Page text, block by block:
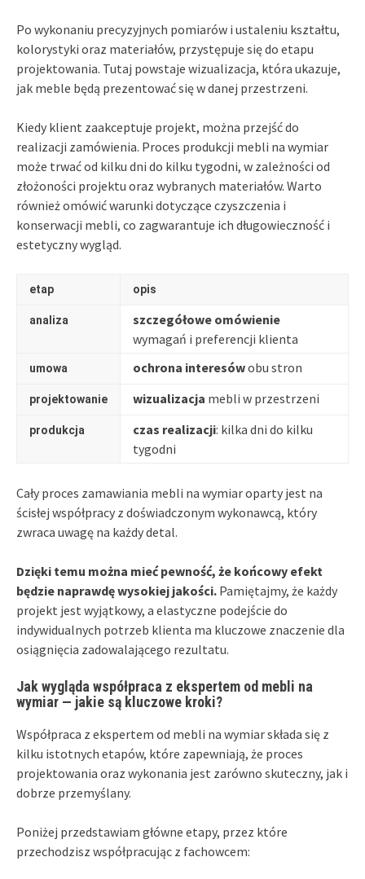
Po wykonaniu precyzyjnych pomiarów i ustaleniu kształtu,
kolorystyki oraz materiałów, przystępuje się do etapu
projektowania. Tutaj powstaje wizualizacja, która ukazuje,
jak meble będą prezentować się w danej przestrzeni.
Kiedy klient zaakceptuje projekt, można przejść do
realizacji zamówienia. Proces produkcji mebli na wymiar
może trwać od kilku dni do kilku tygodni, w zależności od
złożoności projektu oraz wybranych materiałów. Warto
również omówić warunki dotyczące czyszczenia i
konserwacji mebli, co zagwarantuje ich długowieczność i
estetyczny wygląd.
etap opis
analiza
szczegółowe omówienie
wymagań i preferencji klienta
umowa ochrona interesówobu stron
projektowanie wizualizacja mebli w przestrzeni
produkcja czas realizacji: kilka dni do kilku
tygodni
Cały proces zamawiania mebli na wymiar oparty jest na
ścisłej współpracy z doświadczonym wykonawcą, który
zwraca uwagę na każdy detal.
Dzięki temu można mieć pewność, że końcowy efekt
będzie naprawdę wysokiej jakości. Pamiętajmy, że każdy
projekt jest wyjątkowy, a elastyczne podejście do
indywidualnych potrzeb klienta ma kluczowe znaczenie dla
osiągnięcia zadowalającego rezultatu.
Jak wygląda współpraca z ekspertem od mebli na
wymiar — jakie są kluczowe kroki?
Współpraca z ekspertem od mebli na wymiar składa się z
kilku istotnych etapów, które zapewniają, że proces
projektowania oraz wykonania jest zarówno skuteczny, jak i
dobrze przemyślany.
Poniżej przedstawiam główne etapy, przez które
przechodzisz współpracując z fachowcem: